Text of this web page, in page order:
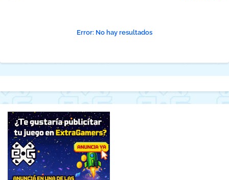
Error: No hay resultados